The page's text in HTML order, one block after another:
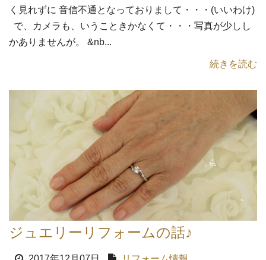
く見れずに 音信不通となっておりまして・・・(いいわけ)
で、カメラも、いうこときかなくて・・・写真が少しし
かありませんが。 &nb...
続きを読む
ジュエリーリフォームの話♪